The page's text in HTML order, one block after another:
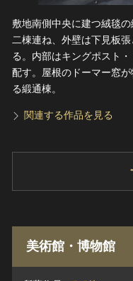
敷地南側中央に建つ絨毯
二棟連ね、外壁は下見板
る。内部はキングポスト
配す。屋根のドーマー窓
る緞通棟。
関連する作品を見る
美術館・博物館